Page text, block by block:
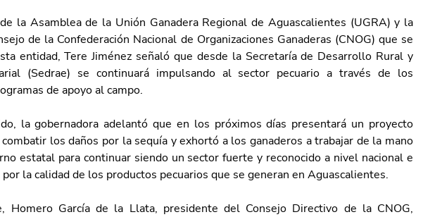
la Asamblea de la Unión Ganadera Regional de Aguascalientes (UGRA) y la
de la Confederación Nacional de Organizaciones Ganaderas (CNOG) que se
entidad, Tere Jiménez señaló que desde la Secretaría de Desarrollo Rural y
(Sedrae) se continuará impulsando al sector pecuario a través de los
de apoyo al campo.
la gobernadora adelantó que en los próximos días presentará un proyecto
los daños por la sequía y exhortó a los ganaderos a trabajar de la mano
estatal para continuar siendo un sector fuerte y reconocido a nivel nacional e
la calidad de los productos pecuarios que se generan en Aguascalientes.
Homero García de la Llata, presidente del Consejo Directivo de la CNOG,